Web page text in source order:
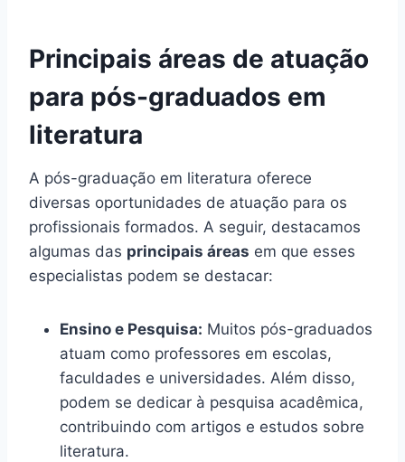
Principais áreas de atuação
para pós-graduados em
literatura
A pós-graduação em literatura oferece
diversas oportunidades de atuação para os
profissionais formados. A seguir, destacamos
algumas das principais áreas em que esses
especialistas podem se destacar:
Ensino e Pesquisa: Muitos pós-graduados
atuam como professores em escolas,
faculdades e universidades. Além disso,
podem se dedicar à pesquisa acadêmica,
contribuindo com artigos e estudos sobre
literatura.